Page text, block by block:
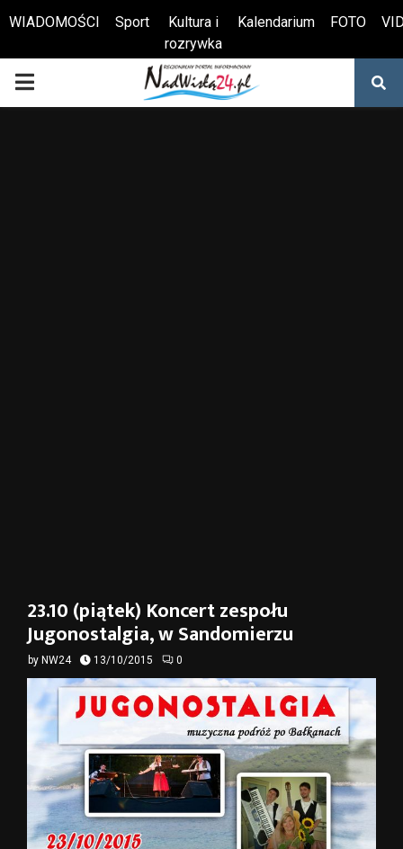
Otwórz pasek narzędzi
WIADOMOŚCI Sport
Kultura i
rozrywka
Kalendarium FOTO
PRIMARY
23.10 (piątek) Koncert zespołu
Jugonostalgia, w Sandomierzu
by NW24 13/10/2015 0